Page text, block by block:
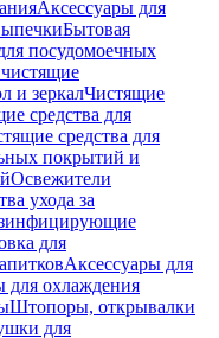
Аксессуары для
Бытовая
посудомоечных
и зеркалЧистящие
средства для
средства для
покрытий и
Освежители
ухода за
для
Аксессуары для
для охлаждения
Штопоры, открывалки
для